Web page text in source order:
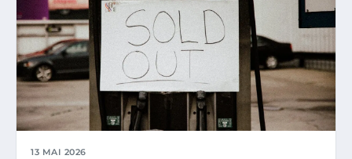
13 MAI 2026